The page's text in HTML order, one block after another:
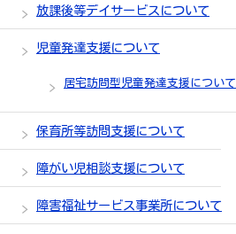
放課後等デイサービスについて
児童発達支援について
居宅訪問型児童発達支援について
保育所等訪問支援について
障がい児相談支援について
障害福祉サービス事業所について